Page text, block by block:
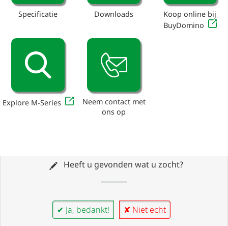
Specificatie Downloads
Koop online bij
BuyDomino
Explore M-Series
Neem contact met
ons op
Heeft u gevonden wat u zocht?
✔ Ja, bedankt! ✘ Niet echt